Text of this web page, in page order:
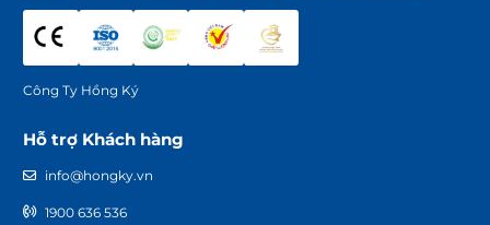
Công Ty Hồng Ký
Hỗ trợ Khách hàng
info@hongky.vn
1900 636 536